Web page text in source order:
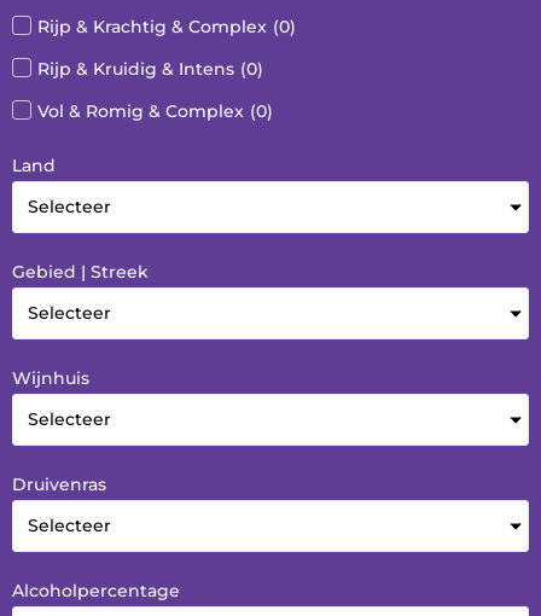
Rijp & Krachtig & Complex (0)
Rijp & Kruidig & Intens (0)
Vol & Romig & Complex (0)
Land
Selecteer
Gebied | Streek
Selecteer
Wijnhuis
Selecteer
Druivenras
Selecteer
Alcoholpercentage